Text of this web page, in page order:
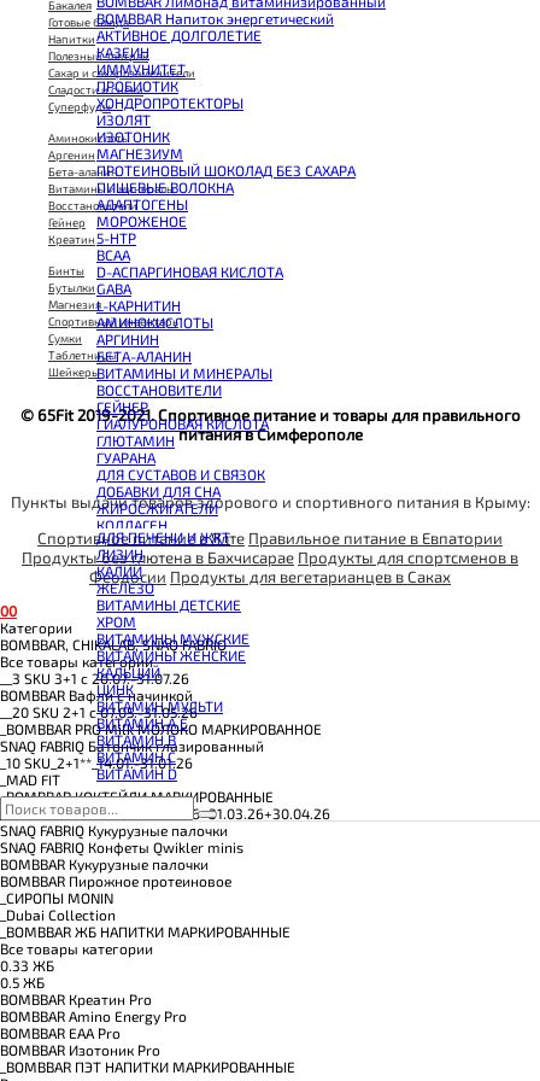
BOMBBAR Напиток энергетический
АКТИВНОЕ ДОЛГОЛЕТИЕ
КАЗЕИН
ИММУНИТЕТ
ПРОБИОТИК
ХОНДРОПРОТЕКТОРЫ
ИЗОЛЯТ
ИЗОТОНИК
МАГНЕЗИУМ
ПРОТЕИНОВЫЙ ШОКОЛАД БЕЗ САХАРА
ПИЩЕВЫЕ ВОЛОКНА
АДАПТОГЕНЫ
МОРОЖЕНОЕ
5-HTP
BCAA
D-АСПАРГИНОВАЯ КИСЛОТА
GABA
L-КАРНИТИН
АМИНОКИСЛОТЫ
АРГИНИН
БЕТА-АЛАНИН
ВИТАМИНЫ И МИНЕРАЛЫ
ВОССТАНОВИТЕЛИ
ГЕЙНЕР
ГИАЛУРОНОВАЯ КИСЛОТА
ГЛЮТАМИН
ГУАРАНА
ДЛЯ СУСТАВОВ И СВЯЗОК
ДОБАВКИ ДЛЯ СНА
ЖИРОСЖИГАТЕЛИ
КОЛЛАГЕН
КОЭНЗИМ Q10
КРЕАТИН
ПОЛЕЗНЫЕ ЖИРЫ
ПРОТЕИН
ПРОТЕИНОВОЕ ПЕЧЕНЬЕ
ПРОТЕИНОВЫЕ БАТОНЧИКИ
ПРОТЕИНОВЫЕ КАШИ
ТЕСТОБУСТЕРЫ
ЦИТРУЛЛИН МАЛАТ
ПРЕДТРЕНИРОВОЧНЫЕ КОМПЛЕКСЫ
ЭНЕРГЕТИКИ И ЖИРОСЖИГАТЕЛИ#
ДЛЯ ПЕЧЕНИ И ЖКТ
ЛИЗИН
КАЛИЙ
ЖЕЛЕЗО
ВИТАМИНЫ ДЕТСКИЕ
ХРОМ
ВИТАМИНЫ МУЖСКИЕ
ВИТАМИНЫ ЖЕНСКИЕ
КАЛЬЦИЙ
ЦИНК
ВИТАМИН МУЛЬТИ
ВИТАМИН A E
ВИТАМИН B
ВИТАМИН C
ВИТАМИН D
Бакалея
Готовые блюда
Напитки
Полезный завтрак
Сахар и сахарозаменители
Сладости и снеки
Суперфуды
Аминокислоты
Аргенин
Бета-аланин
Витамины и минералы
Восстановители
Гейнер
Креатин
Бинты
Бутылки
Магнезия
Спортивный инвентарь
Сумки
Таблетницы
Шейкеры
© 65Fit 2019-2021. Спортивное питание и товары для правильного
питания в Симферополе
Пункты выдачи товаров здорового и спортивного питания в Крыму:
Спортивное питание в Ялте Правильное питание в Евпатории
Продукты без глютена в Бахчисарае Продукты для спортсменов в
Феодосии Продукты для вегетарианцев в Саках
00
Категории
BOMBBAR, CHIKALAB, SNAQ FABRIQ
Все товары категории
__3 SKU 3+1 с 20.07.-31.07.26
BOMBBAR Вафли с начинкой
__20 SKU 2+1 с 07.05.-31.05.26
_BOMBBAR PRO Milk МОЛОКО МАРКИРОВАННОЕ
SNAQ FABRIQ Батончик глазированный
_10 SKU_2+1**_14.01.-31.01.26
_MAD FIT
_BOMBBAR КОКТЕЙЛИ МАРКИРОВАННЫЕ
__20 SKU 2+1 с 28.01.-18.02.26+31.03.26+30.04.26
SNAQ FABRIQ Кукурузные палочки
SNAQ FABRIQ Конфеты Qwikler minis
BOMBBAR Кукурузные палочки
BOMBBAR Пирожное протеиновое
_CИРОПЫ MONIN
_Dubai Collection
_BOMBBAR ЖБ НАПИТКИ МАРКИРОВАННЫЕ
Все товары категории
0.33 ЖБ
0.5 ЖБ
BOMBBAR Креатин Pro
BOMBBAR Amino Energy Pro
BOMBBAR EAA Pro
BOMBBAR Изотоник Pro
_BOMBBAR ПЭТ НАПИТКИ МАРКИРОВАННЫЕ